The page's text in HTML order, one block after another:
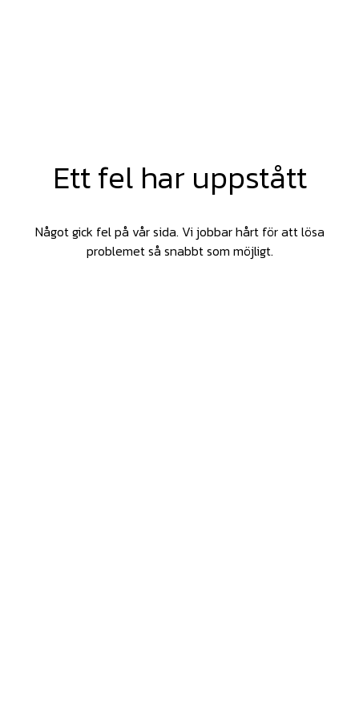
Ett fel har uppstått
Något gick fel på vår sida. Vi jobbar hårt för att lösa
problemet så snabbt som möjligt.